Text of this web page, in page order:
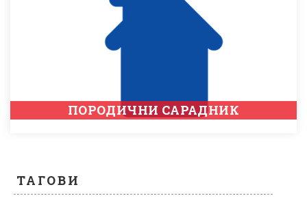
ПОРОДИЧНИ САРАДНИК
ТАГОВИ